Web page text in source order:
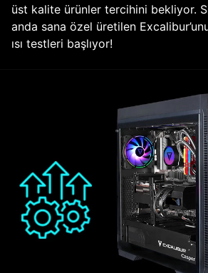
üst kalite ürünler tercihini bekliyor.
anda sana özel üretilen
ısı testleri başlıyor!